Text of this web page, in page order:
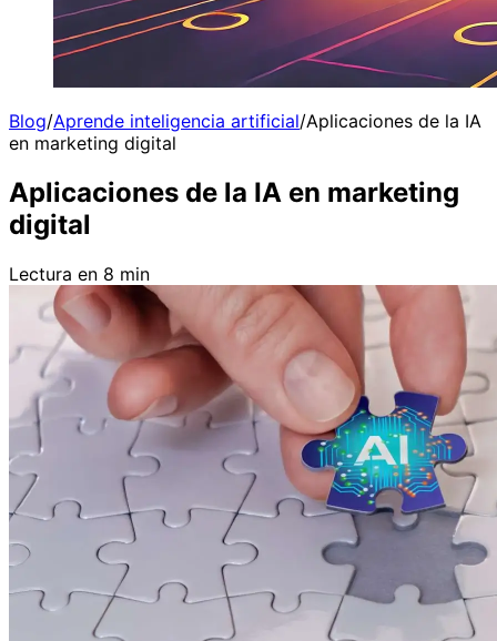
Blog/Aprende inteligencia artificial/Aplicaciones de la IA
en marketing digital
Aplicaciones de la IA en marketing
digital
Lectura en 8 min